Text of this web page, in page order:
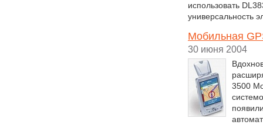
использовать
универсальность
Мобильная
30 июня 2004
3500